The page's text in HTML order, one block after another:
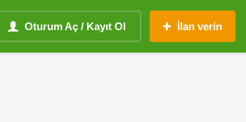
Oturum Aç / Kayıt Ol İlan verin